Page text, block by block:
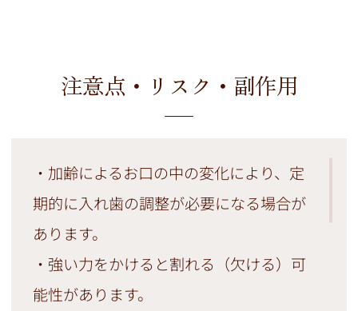
注意点・リスク・副作用
・加齢によるお口の中の変化により、定
期的に入れ歯の調整が必要になる場合が
あります。
・強い力をかけると割れる（欠ける）可
能性があります。